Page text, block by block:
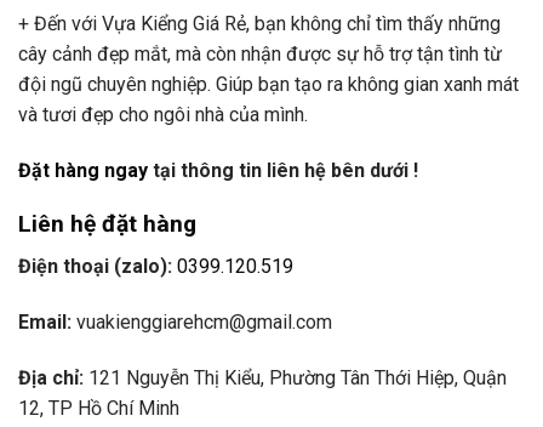
+ Đến với Vựa Kiểng Giá Rẻ, bạn không chỉ tìm thấy những
cây cảnh đẹp mắt, mà còn nhận được sự hỗ trợ tận tình từ
đội ngũ chuyên nghiệp. Giúp bạn tạo ra không gian xanh mát
và tươi đẹp cho ngôi nhà của mình.
Đặt hàng ngay tại thông tin liên hệ bên dưới !
Liên hệ đặt hàng
Điện thoại (zalo): 0399.120.519
Email: vuakienggiarehcm@gmail.com
Địa chỉ: 121 Nguyễn Thị Kiểu, Phường Tân Thới Hiệp, Quận
12, TP Hồ Chí Minh